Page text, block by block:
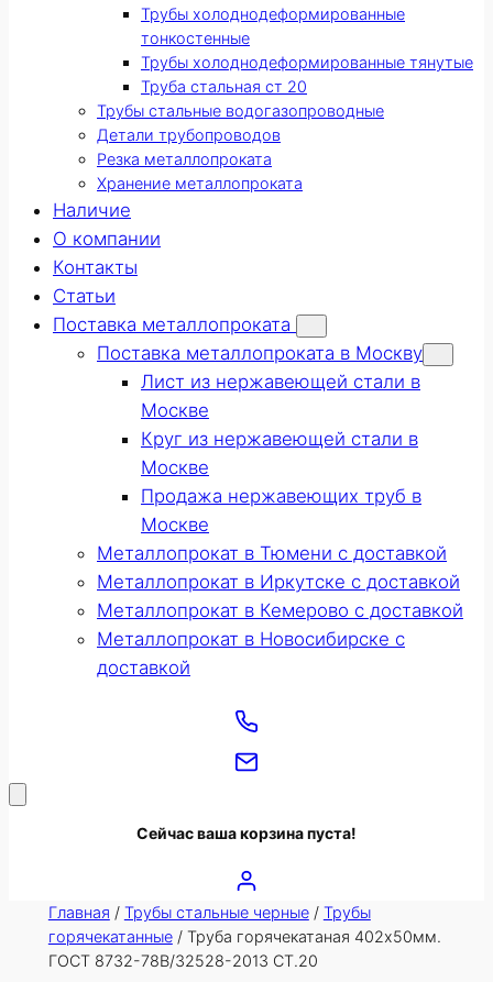
Трубы холоднодеформированные
тонкостенные
Трубы холоднодеформированные тянутые
Труба стальная ст 20
Трубы стальные водогазопроводные
Детали трубопроводов
Резка металлопроката
Хранение металлопроката
Наличие
О компании
Контакты
Статьи
Поставка металлопроката
Поставка металлопроката в Москву
Лист из нержавеющей стали в
Москве
Круг из нержавеющей стали в
Москве
Продажа нержавеющих труб в
Москве
Металлопрокат в Тюмени с доставкой
Металлопрокат в Иркутске с доставкой
Металлопрокат в Кемерово с доставкой
Металлопрокат в Новосибирске с
доставкой
Сейчас ваша корзина пуста!
Главная / Трубы стальные черные/ Трубы
горячекатанные/ Труба горячекатаная 402х50мм.
ГОСТ 8732-78В/32528-2013 СТ.20